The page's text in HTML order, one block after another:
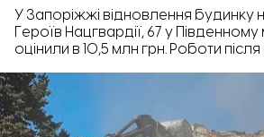
У Запоріжжі відновлення будинку
Героїв Нацгвардії, 67 у Південному
оцінили в 10,5 млн грн. Роботи
року. Про це повідомляє
посиланням на платформу DREAM.